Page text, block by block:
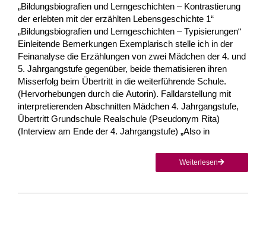
„Bildungsbiografien und Lerngeschichten – Kontrastierung
der erlebten mit der erzählten Lebensgeschichte 1“
„Bildungsbiografien und Lerngeschichten – Typisierungen“
Einleitende Bemerkungen Exemplarisch stelle ich in der
Feinanalyse die Erzählungen von zwei Mädchen der 4. und
5. Jahrgangstufe gegenüber, beide thematisieren ihren
Misserfolg beim Übertritt in die weiterführende Schule.
(Hervorhebungen durch die Autorin). Falldarstellung mit
interpretierenden Abschnitten Mädchen 4. Jahrgangstufe,
Übertritt Grundschule Realschule (Pseudonym Rita)
(Interview am Ende der 4. Jahrgangstufe) „Also in
Weiterlesen